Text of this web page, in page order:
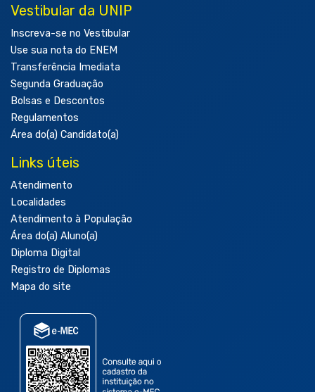
Vestibular da UNIP
Inscreva-se no Vestibular
Use sua nota do ENEM
Transferência Imediata
Segunda Graduação
Bolsas e Descontos
Regulamentos
Área do(a) Candidato(a)
Links úteis
Atendimento
Localidades
Atendimento à População
Área do(a) Aluno(a)
Diploma Digital
Registro de Diplomas
Mapa do site